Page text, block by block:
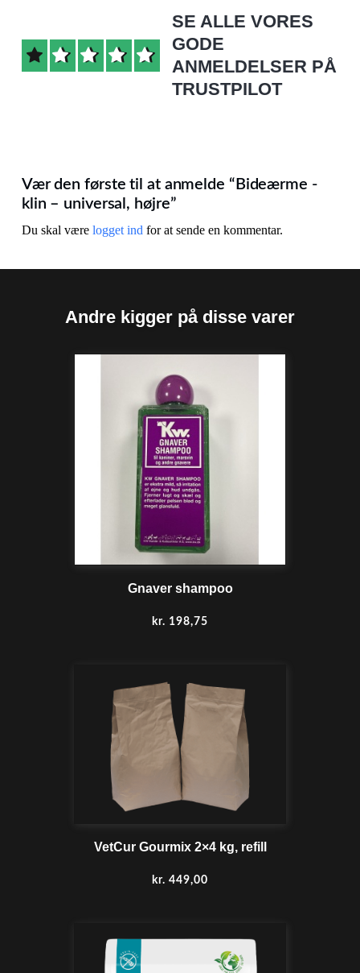
SE ALLE VORES
GODE
ANMELDELSER PÅ
TRUSTPILOT
Vær den første til at anmelde “Bideærme -
klin – universal, højre”
Du skal være logget ind for at sende en kommentar.
Andre kigger på disse varer
Gnaver shampoo
kr. 198,75
VetCur Gourmix 2×4 kg, refill
kr. 449,00